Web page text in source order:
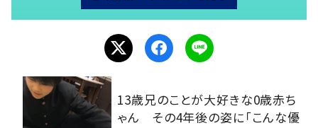
13歳兄のことが大好きな0歳赤ち
ゃん その4年後の姿に「こんな優